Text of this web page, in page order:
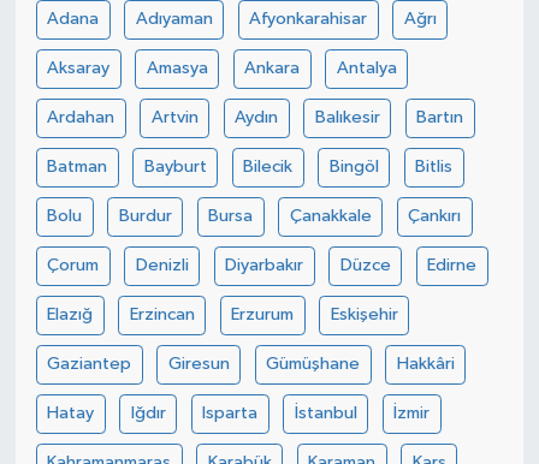
Adana Adıyaman Afyonkarahisar Ağrı
Aksaray Amasya Ankara Antalya
Ardahan Artvin Aydın Balıkesir Bartın
Batman Bayburt Bilecik Bingöl Bitlis
Bolu Burdur Bursa Çanakkale Çankırı
Çorum Denizli Diyarbakır Düzce Edirne
Elazığ Erzincan Erzurum Eskişehir
Gaziantep Giresun Gümüşhane Hakkâri
Hatay Iğdır Isparta İstanbul İzmir